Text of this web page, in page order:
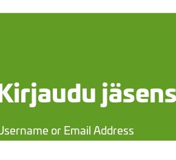
or Email Address